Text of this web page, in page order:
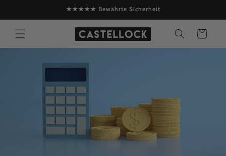
Inhalt
★★★★★ Bewährte Sicherheit
Warenkorb